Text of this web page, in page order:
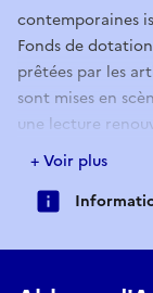
contemporaines
Fonds de
prêtées par les
sont mises en
une lecture
croisés,
émotionnels,
programme...
+ Voir plus